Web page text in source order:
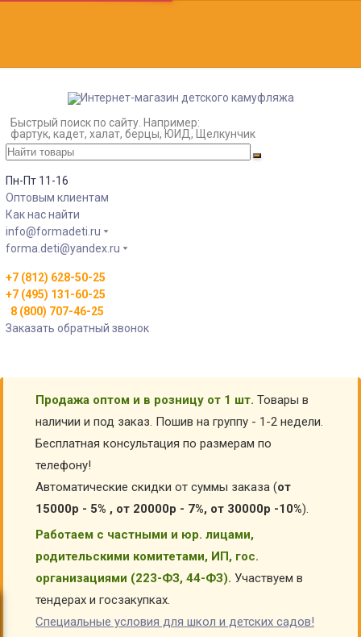
Быстрый поиск по сайту. Например:
фартук, кадет, халат, берцы, ЮИД, Щелкунчик
Пн-Пт 11-16
Оптовым клиентам
Как нас найти
info@formadeti.ru
forma.deti@yandex.ru
+7 (812) 628-50-25
+7 (495) 131-60-25
8 (800) 707-46-25
Заказать обратный звонок
Продажа оптом и в розницу от 1 шт. Товары в
наличии и под заказ. Пошив на группу - 1-2 недели.
Бесплатная консультация по размерам по
телефону!
Автоматические скидки от суммы заказа (от
15000р - 5% , от 20000р - 7%, от 30000р -10%).
Работаем с частными и юр. лицами,
родительскими комитетами, ИП, гос.
организациями (223-ФЗ, 44-ФЗ). Участвуем в
тендерах и госзакупках.
Специальные условия для школ и детских садов!